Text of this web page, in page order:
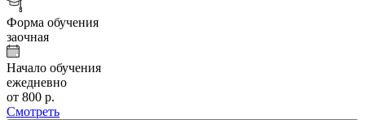
Форма обучения
заочная
Начало обучения
ежедневно
от 800 р.
Смотреть